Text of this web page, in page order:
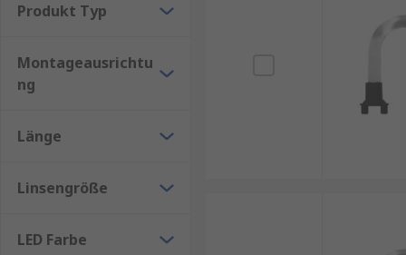
Produkt Typ
Montageausrichtu
ng
Länge
Linsengröße
LED Farbe